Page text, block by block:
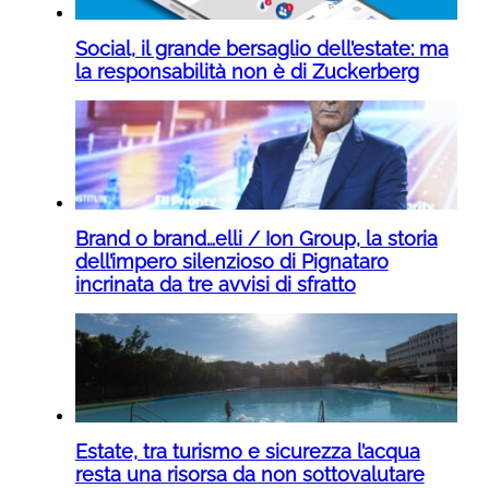
Social, il grande bersaglio dell’estate: ma
la responsabilità non è di Zuckerberg
Brand o brand…elli / Ion Group, la storia
dell’impero silenzioso di Pignataro
incrinata da tre avvisi di sfratto
Estate, tra turismo e sicurezza l’acqua
resta una risorsa da non sottovalutare